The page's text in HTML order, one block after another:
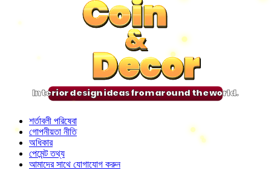
Coin
&
Decor
Coin
&
Decor
Coin
&
Decor
Coin
&
Decor
Interior design ideas from around the world.
শর্তাবলী পরিষেবা
গোপনীয়তা নীতি
অধিকার
পেমেন্ট তথ্য
আমাদের সাথে যোগাযোগ করুন